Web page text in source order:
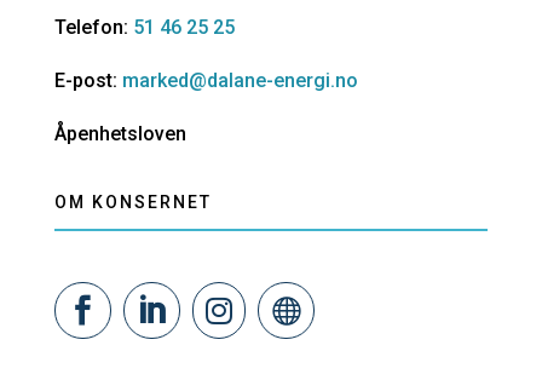
Telefon: 51 46 25 25
E-post: marked@dalane-energi.no
Åpenhetsloven
OM KONSERNET
   